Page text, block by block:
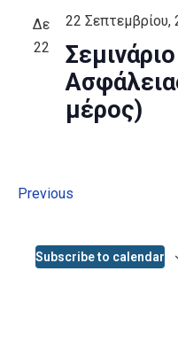
Δε
22
μέρος)
22 Σεπτεμβρίου,
PreviousEvents
Subscribe to calendar